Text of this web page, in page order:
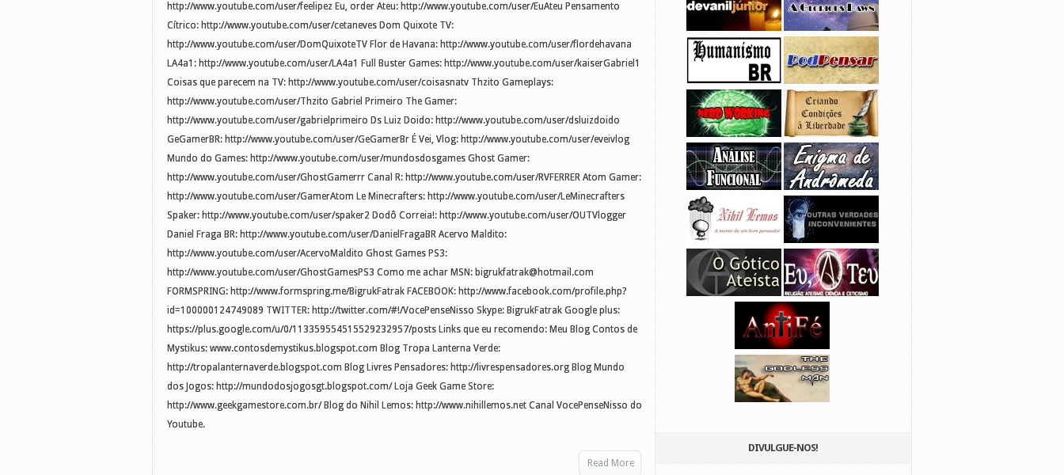
http://www.youtube.com/user/feelipez Eu, order Ateu: http://www.youtube.com/user/EuAteu Pensamento
Cítrico: http://www.youtube.com/user/cetaneves Dom Quixote TV:
http://www.youtube.com/user/DomQuixoteTV Flor de Havana: http://www.youtube.com/user/flordehavana
LA4a1: http://www.youtube.com/user/LA4a1 Full Buster Games: http://www.youtube.com/user/kaiserGabriel1
Coisas que parecem na TV: http://www.youtube.com/user/coisasnatv Thzito Gameplays:
http://www.youtube.com/user/Thzito Gabriel Primeiro The Gamer:
http://www.youtube.com/user/gabrielprimeiro Ds Luiz Doido: http://www.youtube.com/user/dsluizdoido
GeGamerBR: http://www.youtube.com/user/GeGamerBr É Vei, Vlog: http://www.youtube.com/user/eveivlog
Mundo do Games: http://www.youtube.com/user/mundosdosgames Ghost Gamer:
http://www.youtube.com/user/GhostGamerrr Canal R: http://www.youtube.com/user/RVFERRER Atom Gamer:
http://www.youtube.com/user/GamerAtom Le Minecrafters: http://www.youtube.com/user/LeMinecrafters
Spaker: http://www.youtube.com/user/spaker2 Dodô Correia!: http://www.youtube.com/user/OUTVlogger
Daniel Fraga BR: http://www.youtube.com/user/DanielFragaBR Acervo Maldito:
http://www.youtube.com/user/AcervoMaldito Ghost Games PS3:
http://www.youtube.com/user/GhostGamesPS3 Como me achar MSN: bigrukfatrak@hotmail.com
FORMSPRING: http://www.formspring.me/BigrukFatrak FACEBOOK: http://www.facebook.com/profile.php?
id=100000124749089 TWITTER: http://twitter.com/#!/VocePenseNisso Skype: BigrukFatrak Google plus:
https://plus.google.com/u/0/113359554515529232957/posts Links que eu recomendo: Meu Blog Contos de
Mystikus: www.contosdemystikus.blogspot.com Blog Tropa Lanterna Verde:
http://tropalanternaverde.blogspot.com Blog Livres Pensadores: http://livrespensadores.org Blog Mundo
dos Jogos: http://mundodosjogosgt.blogspot.com/ Loja Geek Game Store:
http://www.geekgamestore.com.br/ Blog do Nihil Lemos: http://www.nihillemos.net Canal VocePenseNisso do
Youtube.
Read More
DIVULGUE-NOS!